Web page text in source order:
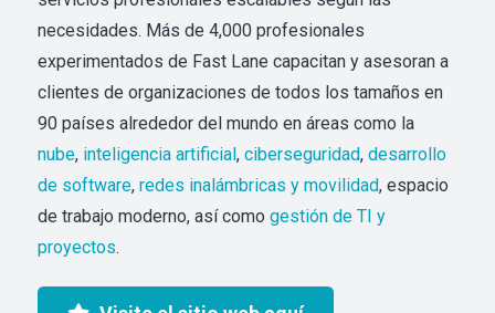
necesidades. Más de 4,000 profesionales
experimentados de Fast Lane capacitan y asesoran a
clientes de organizaciones de todos los tamaños en
90 países alrededor del mundo en áreas como la
nube, inteligencia artificial , ciberseguridad, desarrollo
de software, redes inalámbricas y movilidad, espacio
de trabajo moderno, así como gestión de TI y
proyectos.